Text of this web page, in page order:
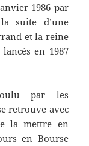
1986 par
suite d’une
et la reine
en 1987
par les
retrouve avec
la mettre en
en Bourse